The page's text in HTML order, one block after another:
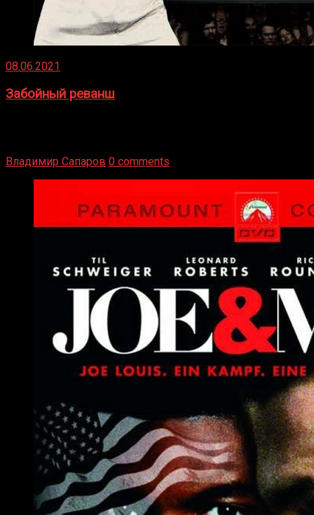
08.06.2021
Забойный реванш
Владимир Сапаров 0 comments